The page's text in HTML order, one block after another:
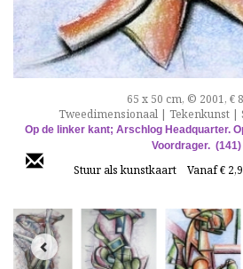
65 x 50 cm, © 2001, €
Tweedimensionaal | Tekenkunst |
Op de linker kant; Arschlog Headquarter.
Voordrager. (141)
Stuur als kunstkaart Vanaf €